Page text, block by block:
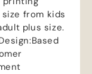
from kids
plus size.
:Based